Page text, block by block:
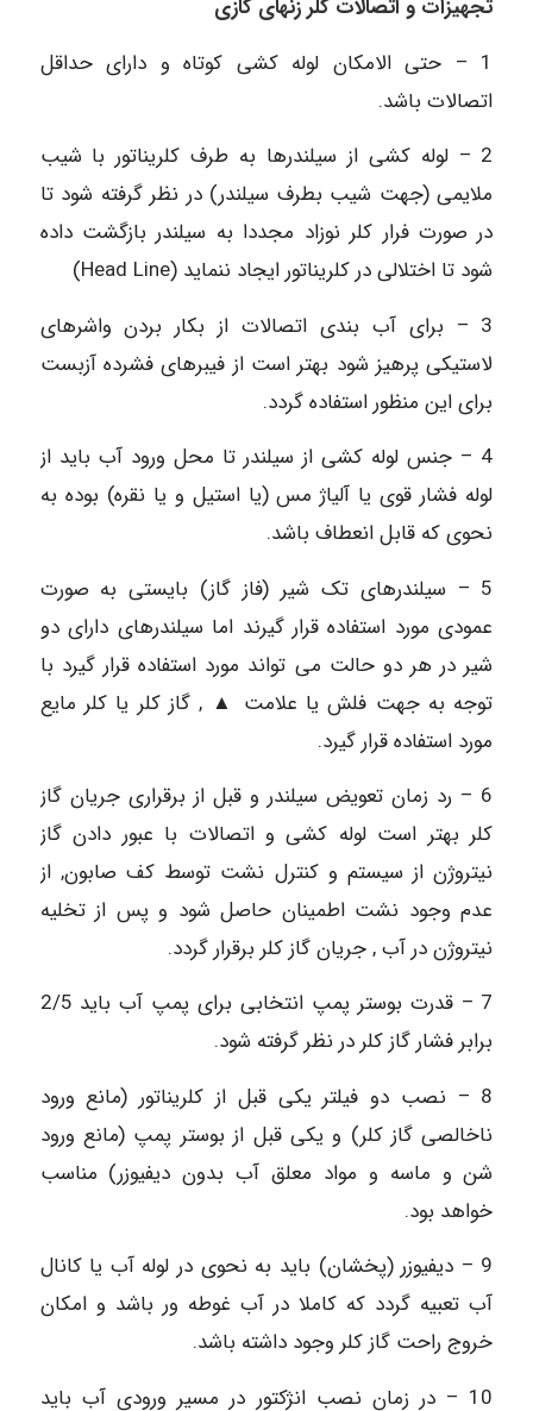
تجهیزات و اتصالات کلر زنهای گازی
1 – حتی الامکان لوله کشی کوتاه و دارای حداقل
اتصالات باشد.
2 – لوله کشی از سیلندرها به طرف کلریناتور با شیب
ملایمی (جهت شیب بطرف سیلندر) در نظر گرفته شود تا
در صورت فرار کلر نوزاد مجددا به سیلندر بازگشت داده
شود تا اختلالی در کلریناتور ایجاد ننماید (Head Line)
3 – برای آب بندی اتصالات از بکار بردن واشرهای
لاستیکی پرهیز شود بهتر است از فیبرهای فشرده آزبست
برای این منظور استفاده گردد.
4 – جنس لوله کشی از سیلندر تا محل ورود آب باید از
لوله فشار قوی یا آلیاژ مس (یا استیل و یا نقره) بوده به
نحوی که قابل انعطاف باشد.
5 – سیلندرهای تک شیر (فاز گاز) بایستی به صورت
عمودی مورد استفاده قرار گیرند اما سیلندرهای دارای دو
شیر در هر دو حالت می‏ تواند مورد استفاده قرار گیرد با
توجه به جهت فلش یا علامت ▲ , گاز کلر یا کلر مایع
مورد استفاده قرار گیرد.
6 – رد زمان تعویض سیلندر و قبل از برقراری جریان گاز
کلر بهتر است لوله کشی و اتصالات با عبور دادن گاز
نیتروژن از سیستم و کنترل نشت توسط کف صابون, از
عدم وجود نشت اطمینان حاصل شود و پس از تخلیه
نیتروژن در آب , جریان گاز کلر برقرار گردد.
7 – قدرت بوستر پمپ انتخابی برای پمپ آب باید 2/5
برابر فشار گاز کلر در نظر گرفته شود.
8 – نصب دو فیلتر یکی قبل از کلریناتور (مانع ورود
ناخالصی گاز کلر) و یکی قبل از بوستر پمپ (مانع ورود
شن و ماسه و مواد معلق آب بدون دیفیوزر) مناسب
خواهد بود.
9 – دیفیوزر (پخشان) باید به نحوی در لوله آب یا کانال
آب تعبیه گردد که کاملا در آب غوطه ور باشد و امکان
خروج راحت گاز کلر وجود داشته باشد.
10 – در زمان نصب انژکتور در مسیر ورودی آب باید